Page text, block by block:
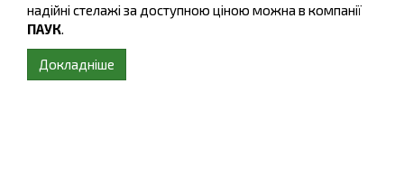
надійні стелажі за доступною ціною можна в компанії
ПАУК.
Докладніше